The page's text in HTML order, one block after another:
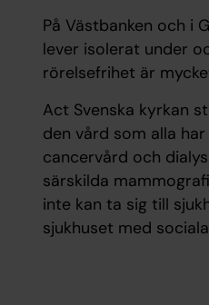
På Västbanken och i
lever isolerat under
rörelsefrihet är
Act Svenska kyrkan
den vård som alla
cancervård och
särskilda
inte kan ta sig till
sjukhuset med